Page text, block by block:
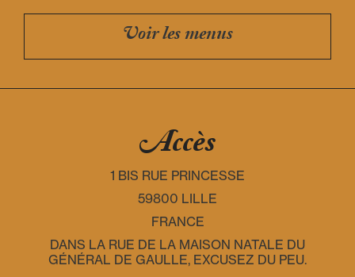
Voir les menus
Accès
1 BIS RUE PRINCESSE
59800 LILLE
FRANCE
DANS LA RUE DE LA MAISON NATALE DU
GÉNÉRAL DE GAULLE, EXCUSEZ DU PEU.